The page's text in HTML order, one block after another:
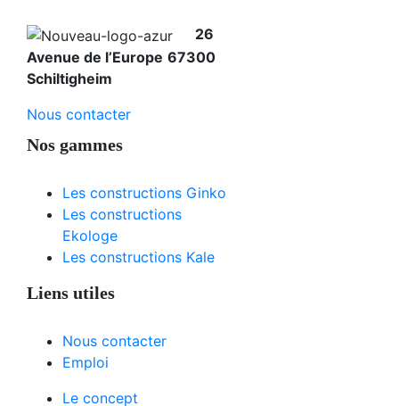
26
Avenue de l’Europe 67300
Schiltigheim
Nous contacter
Nos gammes
Les constructions Ginko
Les constructions
Ekologe
Les constructions Kale
Liens utiles
Nous contacter
Emploi
Le concept